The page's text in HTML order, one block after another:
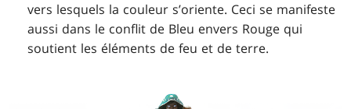
vers lesquels la couleur s’oriente. Ceci se manifeste
aussi dans le conflit de Bleu envers Rouge qui
soutient les éléments de feu et de terre.